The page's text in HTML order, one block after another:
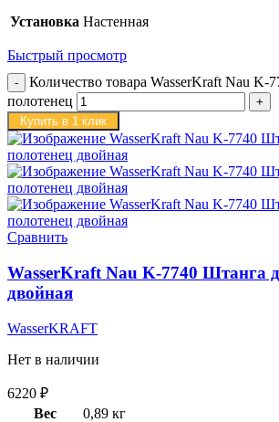
Установка Настенная
Быстрый просмотр
Количество товара WasserKraft Nau K-
полотенец
Купить в 1 клик
Сравнить
WasserKraft Nau K-7740 Штанга
двойная
WasserKRAFT
Нет в наличии
6220 ₽
Вес
0,89 кг